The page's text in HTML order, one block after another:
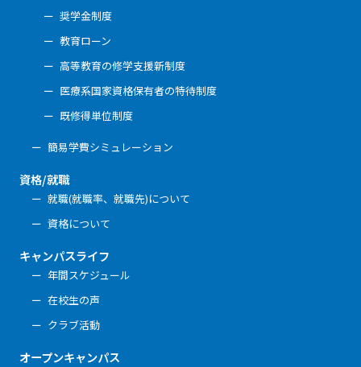
奨学金制度
教育ローン
高等教育の修学支援新制度
医療系国家資格保有者の特待制度
既修得単位制度
簡易学費シミュレーション
資格/就職
就職(就職率、就職先)について
資格について
キャンパスライフ
年間スケジュール
在校生の声
クラブ活動
オープンキャンパス